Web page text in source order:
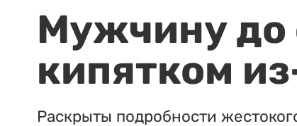
Мужчину до
кипятком
Раскрыты подробности